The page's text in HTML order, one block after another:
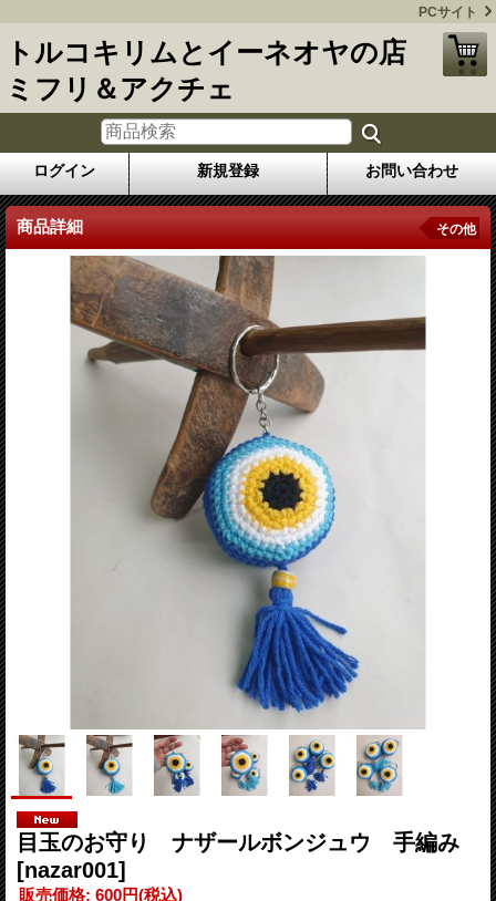
PCサイト
トルコキリムとイーネオヤの店
ミフリ＆アクチェ
ログイン 新規登録 お問い合わせ
商品詳細 その他
目玉のお守り ナザールボンジュウ 手編み
[nazar001]
販売価格: 600円(税込)